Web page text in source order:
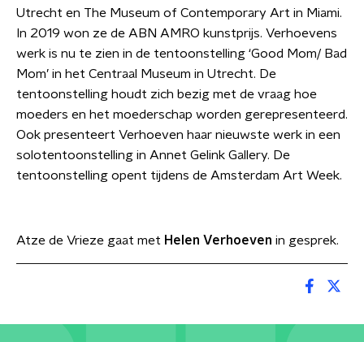
Utrecht en The Museum of Contemporary Art in Miami.
In 2019 won ze de ABN AMRO kunstprijs. Verhoevens
werk is nu te zien in de tentoonstelling ‘Good Mom/ Bad
Mom’ in het Centraal Museum in Utrecht. De
tentoonstelling houdt zich bezig met de vraag hoe
moeders en het moederschap worden gerepresenteerd.
Ook presenteert Verhoeven haar nieuwste werk in een
solotentoonstelling in Annet Gelink Gallery. De
tentoonstelling opent tijdens de Amsterdam Art Week.
Atze de Vrieze gaat met Helen Verhoeven in gesprek.